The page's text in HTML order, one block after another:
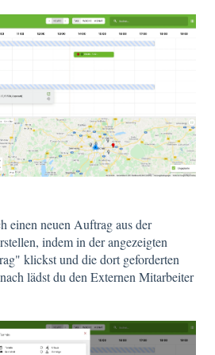
einen neuen Auftrag aus der
indem in der angezeigten
klickst und die dort geforderten
lädst du den Externen Mitarbeiter